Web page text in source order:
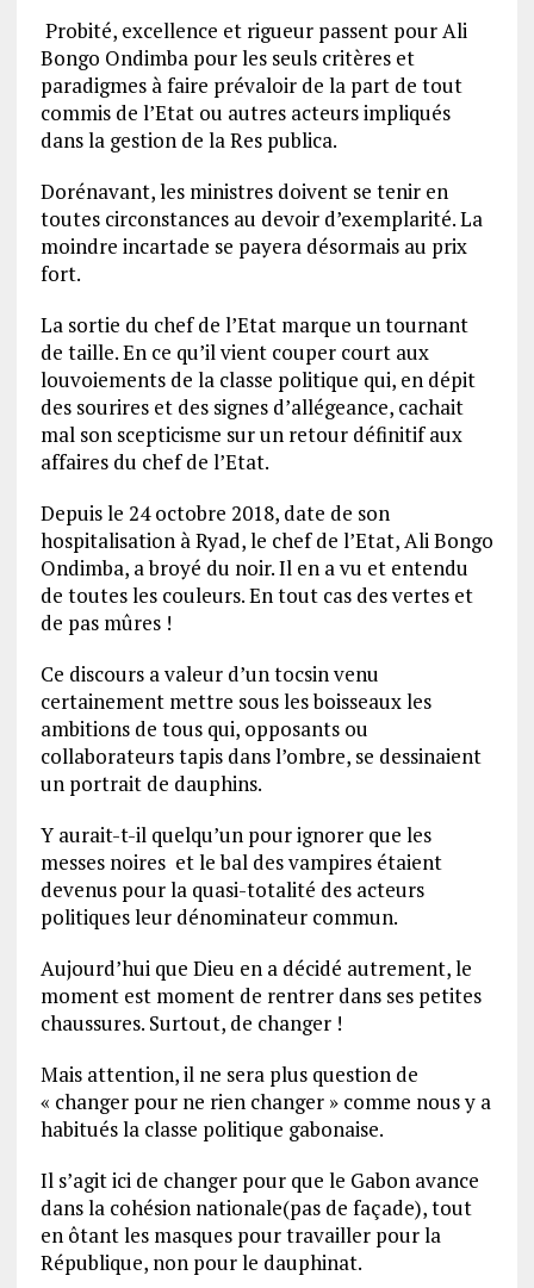
Probité, excellence et rigueur passent pour Ali
Bongo Ondimba pour les seuls critères et
paradigmes à faire prévaloir de la part de tout
commis de l’Etat ou autres acteurs impliqués
dans la gestion de la Res publica.
Dorénavant, les ministres doivent se tenir en
toutes circonstances au devoir d’exemplarité. La
moindre incartade se payera désormais au prix
fort.
La sortie du chef de l’Etat marque un tournant
de taille. En ce qu’il vient couper court aux
louvoiements de la classe politique qui, en dépit
des sourires et des signes d’allégeance, cachait
mal son scepticisme sur un retour définitif aux
affaires du chef de l’Etat.
Depuis le 24 octobre 2018, date de son
hospitalisation à Ryad, le chef de l’Etat, Ali Bongo
Ondimba, a broyé du noir. Il en a vu et entendu
de toutes les couleurs. En tout cas des vertes et
de pas mûres !
Ce discours a valeur d’un tocsin venu
certainement mettre sous les boisseaux les
ambitions de tous qui, opposants ou
collaborateurs tapis dans l’ombre, se dessinaient
un portrait de dauphins.
Y aurait-t-il quelqu’un pour ignorer que les
messes noires et le bal des vampires étaient
devenus pour la quasi-totalité des acteurs
politiques leur dénominateur commun.
Aujourd’hui que Dieu en a décidé autrement, le
moment est moment de rentrer dans ses petites
chaussures. Surtout, de changer !
Mais attention, il ne sera plus question de
« changer pour ne rien changer » comme nous y a
habitués la classe politique gabonaise.
Il s’agit ici de changer pour que le Gabon avance
dans la cohésion nationale(pas de façade), tout
en ôtant les masques pour travailler pour la
République, non pour le dauphinat.